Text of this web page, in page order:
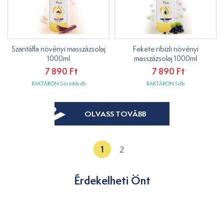
Szantálfa növényi masszázsolaj
1000ml
7 890 Ft
RAKTÁRON 5 és több db
Fekete ribizli növényi
masszázsolaj 1000ml
7 890 Ft
RAKTÁRON 5 db
OLVASS TOVÁBB
1 2
Érdekelheti Önt